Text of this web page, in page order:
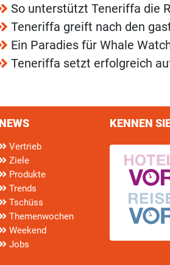
So unterstützt Teneriffa die
Teneriffa greift nach den
Ein Paradies für Whale
Teneriffa setzt erfolgreich
NEWS
Vertrieb
Ziele
Produkte
Trends
Tschüss
Themenwochen
Weekend
Jobs
KENNEN